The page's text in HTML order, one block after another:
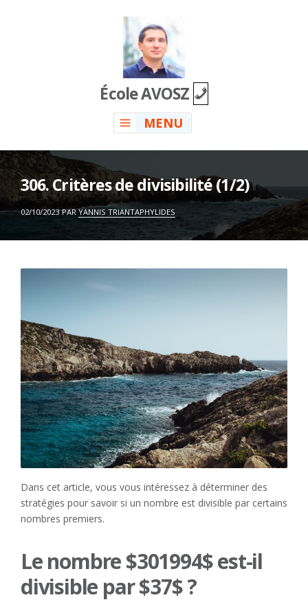
École AVOSZ
MENU
306. Critères de divisibilité (1/2)
ON
02/10/2023 PARYANNIS TRIANTAPHYLIDES
Dans cet article, vous vous intéressez à déterminer des
stratégies pour savoir si un nombre est divisible par certains
nombres premiers.
Le nombre $301994$ est-il
divisible par $37$ ?